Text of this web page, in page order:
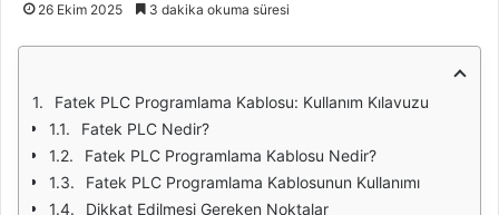
26 Ekim 2025 3 dakika okuma süresi
Fatek PLC Programlama Kablosu: Kullanım Kılavuzu
Fatek PLC Nedir?
Fatek PLC Programlama Kablosu Nedir?
Fatek PLC Programlama Kablosunun Kullanımı
Dikkat Edilmesi Gereken Noktalar